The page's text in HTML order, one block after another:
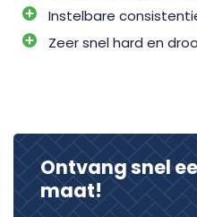
Instelbare
Zeer snel hard en
Ontvang snel
maat!